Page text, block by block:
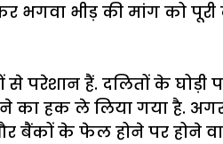
भगवा भीड़ की मांग को
परेशान हैं. दलितों के घोड़ी
का हक ले लिया गया है.
बैंकों के फेल होने पर होने